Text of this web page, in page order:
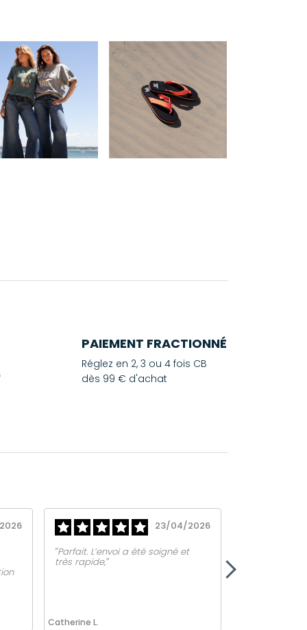
PAIEMENT FRACTIONNÉ
Réglez en 2, 3 ou 4 fois CB
dès 99 € d'achat
Catherine L.
23/04/2026
‟Parfait. L’envoi a été soigné et
très rapide,ˮ